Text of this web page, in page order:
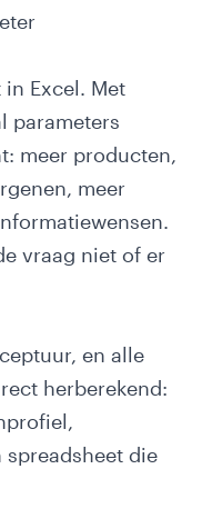
Excel. Met
parameters
meer producten,
meer
vraag niet of er
en alle
herberekend:
die